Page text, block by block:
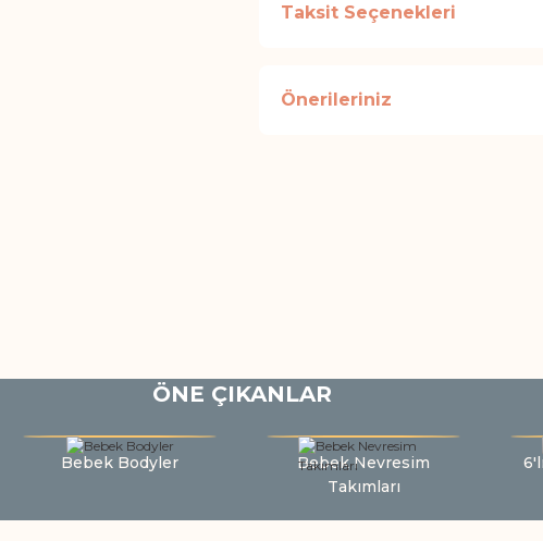
Taksit Seçenekleri
Önerileriniz
ÖNE ÇIKANLAR
Bebek Bodyler
Bebek Nevresim
Takımları